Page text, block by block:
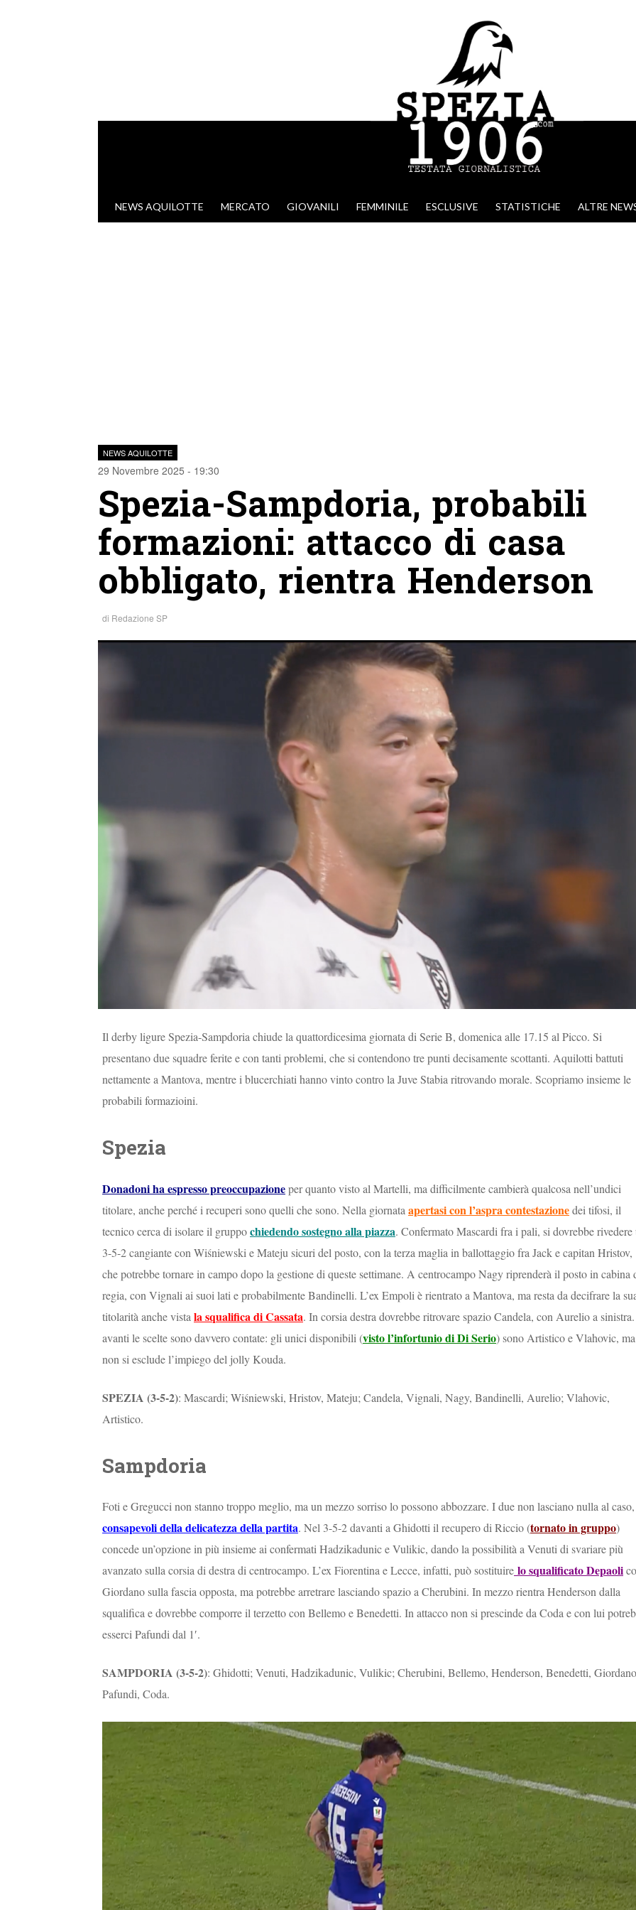
VAI AL CONTENUTO
NEWS AQUILOTTE MERCATO GIOVANILI FEMMINILE ESCLUSIVE STATISTICHE ALTRE
NEWS AQUILOTTE
29 Novembre 2025 - 19:30
Spezia-Sampdoria, probabili
formazioni: attacco di casa
obbligato, rientra Henderson
di Redazione SP
Il derby ligure Spezia-Sampdoria chiude la quattordicesima giornata di Serie B, domenica alle 17.15 al Picco. Si
presentano due squadre ferite e con tanti problemi, che si contendono tre punti decisamente scottanti. Aquilotti battuti
nettamente a Mantova, mentre i blucerchiati hanno vinto contro la Juve Stabia ritrovando morale. Scopriamo insieme le
probabili formazioini.
Spezia
Donadoni ha espresso preoccupazioneper quanto visto al Martelli, ma difficilmente cambierà qualcosa nell’undici
titolare, anche perché i recuperi sono quelli che sono. Nella giornata apertasi con l’aspra contestazionedei tifosi, il
tecnico cerca di isolare il gruppochiedendo sostegno alla piazza. Confermato Mascardi fra i pali, si dovrebbe rivedere
3-5-2 cangiante con Wiśniewski e Mateju sicuri del posto, con la terza maglia in ballottaggio fra Jack e capitan Hristov,
che potrebbe tornare in campo dopo la gestione di queste settimane. A centrocampo Nagy riprenderà il posto in cabina
regia, con Vignali ai suoi lati e probabilmente Bandinelli. L’ex Empoli è rientrato a Mantova, ma resta da decifrare la
titolarità anche vista la squalifica di Cassata. In corsia destra dovrebbe ritrovare spazio Candela, con Aurelio a
avanti le scelte sono davvero contate: gli unici disponibili (visto l’infortunio di Di Serio) sono Artistico e Vlahovic, ma
non si esclude l’impiego del jolly Kouda.
SPEZIA (3-5-2): Mascardi; Wiśniewski, Hristov, Mateju; Candela, Vignali, Nagy, Bandinelli, Aurelio; Vlahovic,
Artistico.
Sampdoria
Foti e Gregucci non stanno troppo meglio, ma un mezzo sorriso lo possono abbozzare. I due non lasciano nulla al caso,
consapevoli della delicatezza della partita. Nel 3-5-2 davanti a Ghidotti il recupero di Riccio (tornato in gruppo)
concede un’opzione in più insieme ai confermati Hadzikadunic e Vulikic, dando la possibilità a Venuti di svariare più
avanzato sulla corsia di destra di centrocampo. L’ex Fiorentina e Lecce, infatti, può sostituire lo squalificato Depaoli
Giordano sulla fascia opposta, ma potrebbe arretrare lasciando spazio a Cherubini. In mezzo rientra Henderson dalla
squalifica e dovrebbe comporre il terzetto con Bellemo e Benedetti. In attacco non si prescinde da Coda e con lui
esserci Pafundi dal 1′.
SAMPDORIA (3-5-2): Ghidotti; Venuti, Hadzikadunic, Vulikic; Cherubini, Bellemo, Henderson, Benedetti,
Pafundi, Coda.